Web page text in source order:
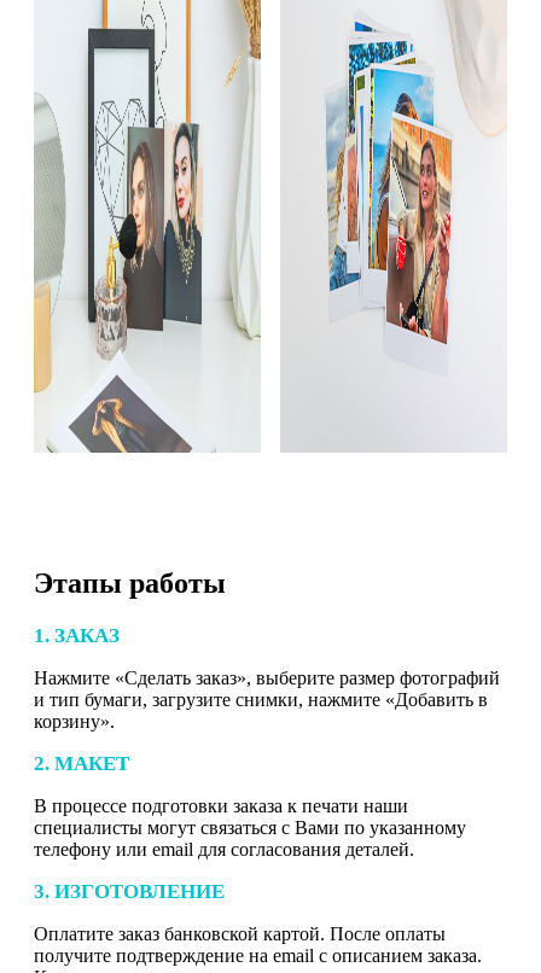
Этапы работы
1. ЗАКАЗ
Нажмите «Сделать заказ», выберите размер фотографий
и тип бумаги, загрузите снимки, нажмите «Добавить в
корзину».
2. МАКЕТ
В процессе подготовки заказа к печати наши
специалисты могут связаться с Вами по указанному
телефону или email для согласования деталей.
3. ИЗГОТОВЛЕНИЕ
Оплатите заказ банковской картой. После оплаты
получите подтверждение на email с описанием заказа.